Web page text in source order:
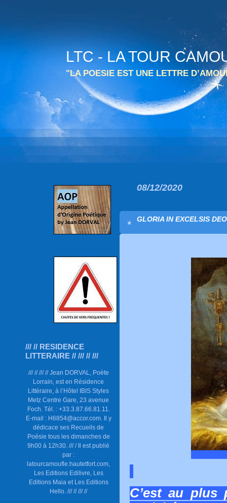
LTC - LA TOUR
"LA POESIE EST UNE LETTRE
/// // RESIDENCE
LITTERAIRE // /// // ///
/// // /// // Jean DORVAL, Poète
Lorrain, est en Résidence
Littéraire, à l’Hôtel IBIS Styles
Metz Centre Gare, 23 avenue
Foch. Tél. : +33.3.87.66.81.11.
E-mail : H6854@accor.com. Il y
dédicace ses Recueils de
Poésie tous les dimanches de
9h00 à 12h30. /// / Il est publié
par :
latourcamoufle.hautetfort.com,
Les Editions Edilivre, Les
Editions Maia et Les Editions
Hello. /// // /// //
08/12/2020
GLORIA IN EXCELSIS
C’est au